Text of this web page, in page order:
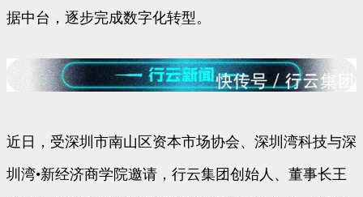
据中台，逐步完成数字化转型。
近日，受深圳市南山区资本市场协会、深圳湾科技与深
圳湾•新经济商学院邀请，行云集团创始人、董事长王